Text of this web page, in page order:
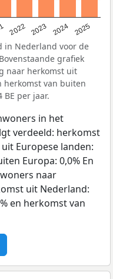
2022 2023 2024 2025
in Nederland voor de
grafiek
naar herkomst uit
herkomst van buiten
per jaar.
in het
verdeeld: herkomst
Europese landen:
Europa: 0,0% En
naar
uit Nederland:
en herkomst van